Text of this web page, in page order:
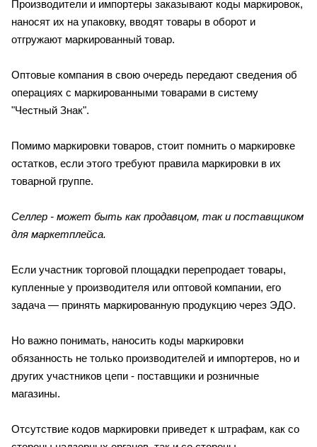
Производители и импортеры заказывают коды маркировок,
наносят их на упаковку, вводят товары в оборот и
отгружают маркированный товар.
Оптовые компания в свою очередь передают сведения об
операциях с маркированными товарами в систему
"Честный Знак".
Помимо маркировки товаров, стоит помнить о маркировке
остатков, если этого требуют правила маркировки в их
товарной группе.
Селлер - может быть как продавцом, так и поставщиком
для маркетплейса.
Если участник торговой площадки перепродает товары,
купленные у производителя или оптовой компании, его
задача — принять маркированную продукцию через ЭДО.
Но важно понимать, наносить коды маркировки
обязанность не только производителей и импортеров, но и
других участников цепи - поставщики и розничные
магазины.
Отсутствие кодов маркировки приведет к штрафам, как со